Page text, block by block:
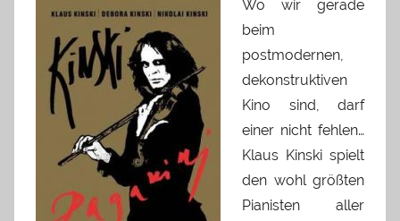
Wo wir gerade
beim
postmodernen,
dekonstruktiven
Kino sind, darf
einer nicht fehlen…
Klaus Kinski spielt
den wohl größten
Pianisten aller